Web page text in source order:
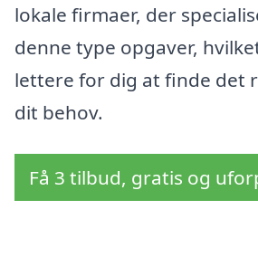
lokale firmaer, der
denne type opgaver,
lettere for dig at finde det
dit behov.
Få 3 tilbud, gratis og